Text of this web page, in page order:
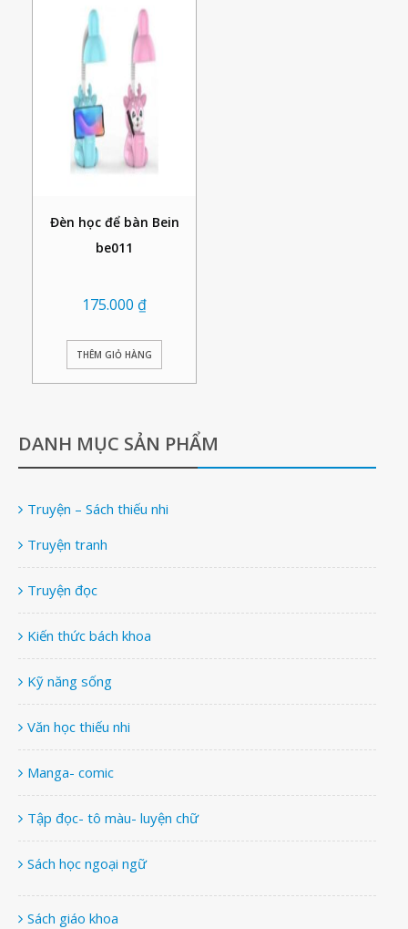
Đèn học để bàn Bein
be011
175.000 ₫
THÊM GIỎ HÀNG
DANH MỤC SẢN PHẨM
Truyện – Sách thiếu nhi
Truyện tranh
Truyện đọc
Kiến thức bách khoa
Kỹ năng sống
Văn học thiếu nhi
Manga- comic
Tập đọc- tô màu- luyện chữ
Sách học ngoại ngữ
Sách giáo khoa